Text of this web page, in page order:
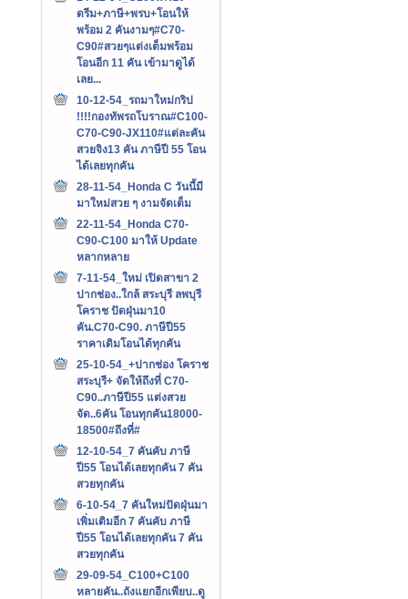
ดรีม+ภาษี+พรบ+โอนให้
พร้อม 2 คันงามๆ#C70-
C90#สวยๆแต่งเต็มพร้อม
โอนอีก 11 คัน เข้ามาดูได้
เลย...
10-12-54_รถมาใหม่กริป
!!!!กองทัพรถโบราณ#C100-
C70-C90-JX110#แต่ละคัน
สวยจิง13 คัน ภาษีปี 55 โอน
ได้เลยทุกคัน
28-11-54_Honda C วันนี้มี
มาใหม่สวย ๆ งามจัดเต็ม
22-11-54_Honda C70-
C90-C100 มาให้ Update
หลากหลาย
7-11-54_ใหม่ เปิดสาขา 2
ปากช่อง..ใกล้ สระบุรี ลพบุรี
โคราช ปัดฝุ่นมา10
คัน.C70-C90. ภาษีปี55
ราคาเดิมโอนได้ทุกคัน
25-10-54_+ปากช่อง โคราช
สระบุรี+ จัดให้ถึงที่ C70-
C90..ภาษีปี55 แต่งสวย
จัด..6คัน โอนทุกคัน18000-
18500#ถึงที่#
12-10-54_7 คันคับ ภาษี
ปี55 โอนได้เลยทุกคัน 7 คัน
สวยทุกคัน
6-10-54_7 คันใหม่ปัดฝุ่นมา
เพิ่มเติมอีก 7 คันคับ ภาษี
ปี55 โอนได้เลยทุกคัน 7 คัน
สวยทุกคัน
29-09-54_C100+C100
หลายคัน..ถังแยกอีกเพียบ..ดู